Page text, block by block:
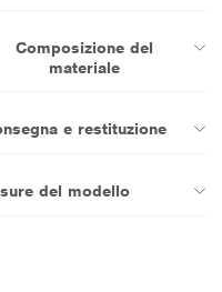
Composizione del
materiale
e restituzione
del modello